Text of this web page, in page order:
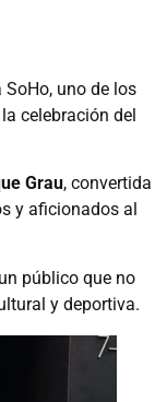
uno de los
celebración del
Grau, convertida
y aficionados al
público que no
y deportiva.